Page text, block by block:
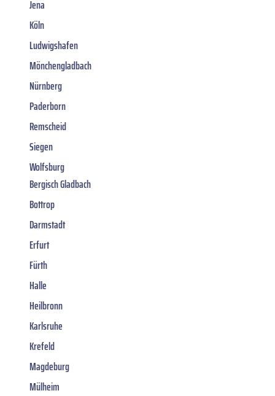
Jena
Köln
Ludwigshafen
Mönchengladbach
Nürnberg
Paderborn
Remscheid
Siegen
Wolfsburg
Bergisch Gladbach
Bottrop
Darmstadt
Erfurt
Fürth
Halle
Heilbronn
Karlsruhe
Krefeld
Magdeburg
Mülheim